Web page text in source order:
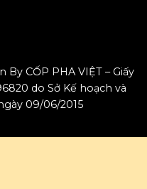
CỐP PHA VIỆT – Giấy
do Sở Kế hoạch và
09/06/2015